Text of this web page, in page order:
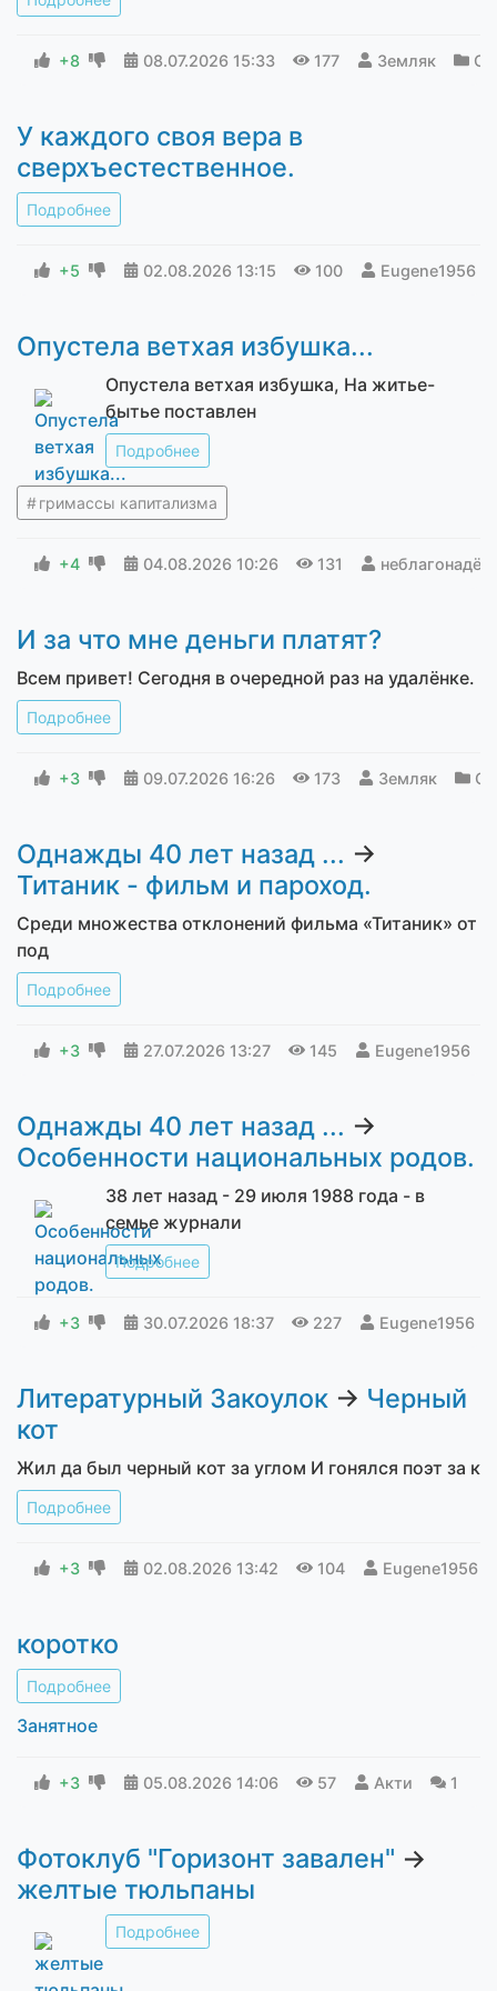
+8 08.07.2026 15:33 177 Земляк С
У каждого своя вера в
сверхъестественное.
Подробнее
+5 02.08.2026 13:15 100 Eugene1956
Опустела ветхая избушка...
Опустела ветхая избушка, На житье-
бытье поставлен
Подробнее
гримассы капитализма
+4 04.08.2026 10:26 131
И за что мне деньги платят?
Всем привет! Сегодня в очередной раз на удалёнке.
Подробнее
+3 09.07.2026 16:26 173 Земляк
Однажды 40 лет назад ... →
Титаник - фильм и пароход.
Среди множества отклонений фильма «Титаник» от
под
Подробнее
+3 27.07.2026 13:27 145 Eugene1956
Однажды 40 лет назад ... →
Особенности национальных родов.
38 лет назад - 29 июля 1988 года - в
семье журнали
Подробнее
+3 30.07.2026 18:37 227 Eugene1956
Литературный Закоулок → Черный
кот
Жил да был черный кот за углом И гонялся поэт за к
Подробнее
+3 02.08.2026 13:42 104 Eugene1956
коротко
Подробнее
Занятное
+3 05.08.2026 14:06 57 Акти 1
Фотоклуб "Горизонт завален" →
желтые тюльпаны
Подробнее